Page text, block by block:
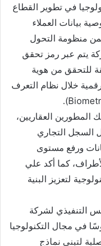
في تطوير القطاع
بيانات العملاء
منظومة التحول
يتم عبر رمز تحقق
للتحقق من هوية
خلال نظام التعرف
العقاريين،
السجل التجاري
ورفع مستوى
كما أكد علي
لتعزيز البنية
التنفيذي لشركة
في مجال التكنولوجيا
لتبني نماذج